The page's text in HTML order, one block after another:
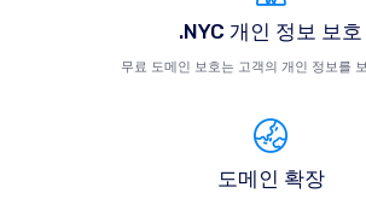
.NYC 개인 정보 보호
무료 도메인 보호는 고객의 개인 정보를
도메인 확장